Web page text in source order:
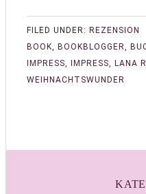
FILED UNDER: REZENSION
BOOK, BOOKBLOGGER,
IMPRESS, IMPRESS, LANA
WEIHNACHTSWUNDER